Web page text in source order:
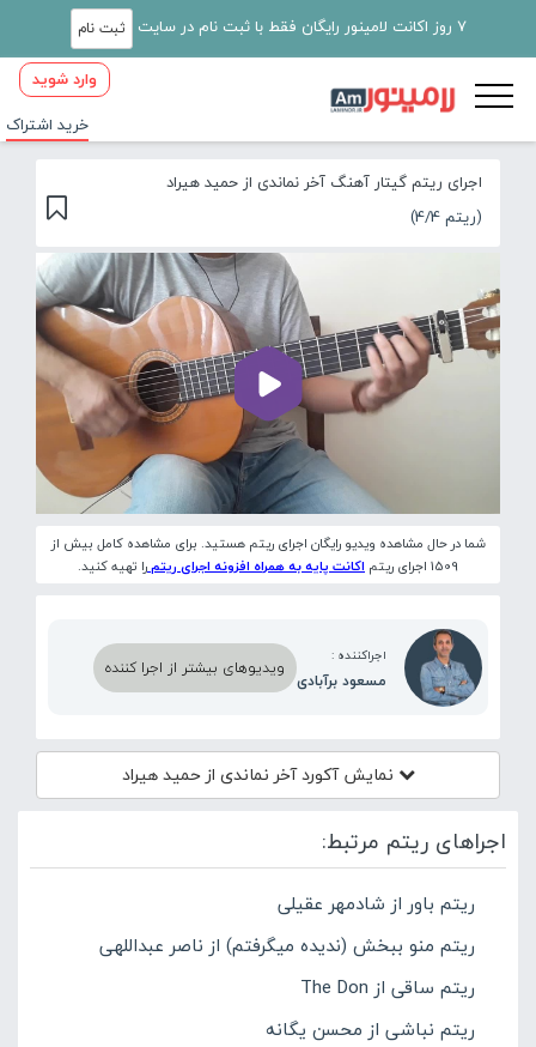
7 روز اکانت لامینور رایگان فقط با ثبت نام در سایت ثبت نام
وارد شوید
خرید اشتراک
اجرای ریتم گیتار آهنگ آخر نماندی از حمید هیراد
(ریتم 4/4)
00:00
شما در حال مشاهده ویدیو رایگان اجرای ریتم هستید. برای مشاهده کامل بیش از
1509 اجرای ریتم
اکانت پایه به همراه افزونه اجرای ریتمرا تهیه کنید.
اجراکننده :
مسعود برآبادی
ویدیوهای بیشتر از اجرا کننده
نمایش آکوردآخر نماندی از حمید هیراد
اجراهای ریتم مرتبط:
ریتم باور از شادمهر عقیلی
ریتم منو ببخش (ندیده میگرفتم) از ناصر عبداللهی
ریتم ساقی از The Don
ریتم نباشی از محسن یگانه